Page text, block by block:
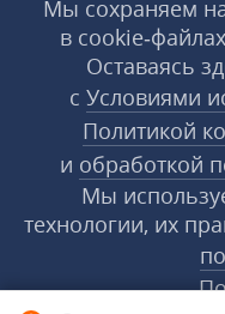
Мы сохраняем
в
Оставаясь
с Условиями
Политикой
и обработкой
Мы
технологии, их